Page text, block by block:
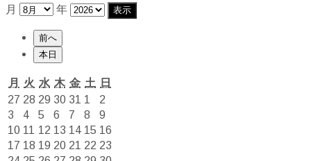
月 年
前へ
本日
月
月
曜
日
火 火
曜
日
水 水
曜
日
木木
曜
日
金金
曜
日
土 土
曜
日
日
27 2026
年
7
月
27
28 2026
年
7
月
28
29 2026
年
7
月
29
30 2026
年
7
月
30
31 2026
年
7
月
31
1
2026
年
8
月
1
2
8
月
2
3 2026
年
8
月
42026
年
8
月
5 2026
年
8
月
6 2026
年
8
月
7 2026
年
8
月
8 2026
年
8
月
9
年
8
月
10 2026
年
8
11
2026
年
8
12 2026
年
8
13 2026
年
8
142026
年
8
15 2026
年
8
16
17 2026
年
18 2026
年
19 2026
年
20 2026
年
21 2026
年
22 2026
年
23